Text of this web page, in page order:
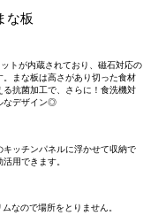
な板
トが内蔵されており、磁石対応の
まな板は高さがあり切った食材
抗菌加工で、さらに！食洗機対
なデザイン◎
ッチンパネルに浮かせて収納で
用できます。
なので場所をとりません。